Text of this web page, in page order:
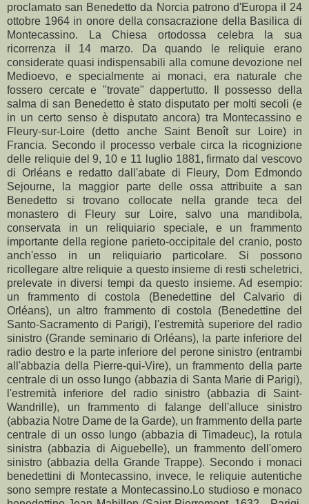
proclamato san Benedetto da Norcia patrono d'Europa il 24
ottobre 1964 in onore della consacrazione della Basilica di
Montecassino. La Chiesa ortodossa celebra la sua
ricorrenza il 14 marzo. Da quando le reliquie erano
considerate quasi indispensabili alla comune devozione nel
Medioevo, e specialmente ai monaci, era naturale che
fossero cercate e "trovate" dappertutto. Il possesso della
salma di san Benedetto è stato disputato per molti secoli (e
in un certo senso è disputato ancora) tra Montecassino e
Fleury-sur-Loire (detto anche Saint Benoît sur Loire) in
Francia. Secondo il processo verbale circa la ricognizione
delle reliquie del 9, 10 e 11 luglio 1881, firmato dal vescovo
di Orléans e redatto dall'abate di Fleury, Dom Edmondo
Sejourne, la maggior parte delle ossa attribuite a san
Benedetto si trovano collocate nella grande teca del
monastero di Fleury sur Loire, salvo una mandibola,
conservata in un reliquiario speciale, e un frammento
importante della regione parieto-occipitale del cranio, posto
anch'esso in un reliquiario particolare. Si possono
ricollegare altre reliquie a questo insieme di resti scheletrici,
prelevate in diversi tempi da questo insieme. Ad esempio:
un frammento di costola (Benedettine del Calvario di
Orléans), un altro frammento di costola (Benedettine del
Santo-Sacramento di Parigi), l'estremità superiore del radio
sinistro (Grande seminario di Orléans), la parte inferiore del
radio destro e la parte inferiore del perone sinistro (entrambi
all'abbazia della Pierre-qui-Vire), un frammento della parte
centrale di un osso lungo (abbazia di Santa Marie di Parigi),
l'estremità inferiore del radio sinistro (abbazia di Saint-
Wandrille), un frammento di falange dell'alluce sinistro
(abbazia Notre Dame de la Garde), un frammento della parte
centrale di un osso lungo (abbazia di Timadeuc), la rotula
sinistra (abbazia di Aiguebelle), un frammento dell'omero
sinistro (abbazia della Grande Trappe). Secondo i monaci
benedettini di Montecassino, invece, le reliquie autentiche
sono sempre restate a Montecassino.Lo studioso e monaco